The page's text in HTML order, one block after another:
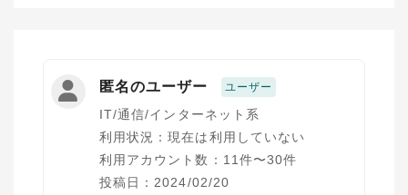
匿名のユーザー ユーザー
IT/通信/インターネット系
利用状況：現在は利用していない
利用アカウント数：11件〜30件
投稿日：2024/02/20